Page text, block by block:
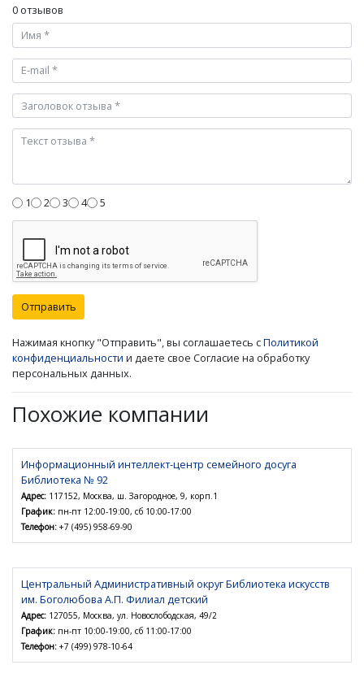
0 отзывов
1 2 3 4 5
Отправить
Нажимая кнопку "Отправить", вы соглашаетесь сПолитикой
конфиденциальности и даете свое Согласие на обработку
персональных данных.
Похожие компании
Информационный интеллект-центр семейного досуга
Библиотека № 92
Адрес: 117152, Москва, ш. Загородное, 9, корп.1
График: пн-пт 12:00-19:00, сб 10:00-17:00
Телефон: +7 (495) 958-69-90
Центральный Административный округ Библиотека искусств
им. Боголюбова А.П. Филиал детский
Адрес: 127055, Москва, ул. Новослободская, 49/2
График: пн-пт 10:00-19:00, сб 11:00-17:00
Телефон: +7 (499) 978-10-64